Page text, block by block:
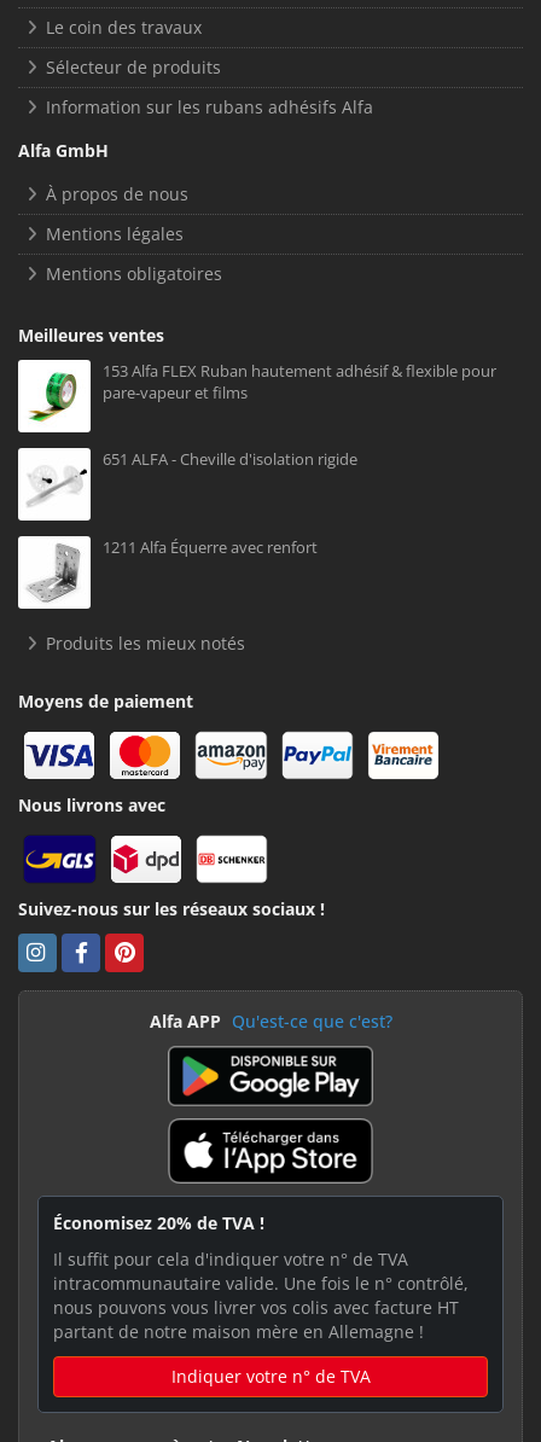
Le coin des travaux
Sélecteur de produits
Information sur les rubans adhésifs Alfa
Alfa GmbH
À propos de nous
Mentions légales
Mentions obligatoires
Meilleures ventes
153 Alfa FLEX Ruban hautement adhésif & flexible pour
pare-vapeur et films
651 ALFA - Cheville d'isolation rigide
1211 Alfa Équerre avec renfort
Produits les mieux notés
Moyens de paiement
Nous livrons avec
Suivez-nous sur les réseaux sociaux !
Alfa APP Qu'est-ce que c'est?
Économisez 20% de TVA !
Il suffit pour cela d'indiquer votre n° de TVA
intracommunautaire valide. Une fois le n° contrôlé,
nous pouvons vous livrer vos colis avec facture HT
partant de notre maison mère en Allemagne !
Indiquer votre n° de TVA